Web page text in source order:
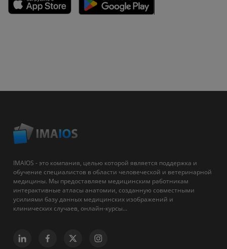
IMAIOS - это компания, целью которой является поддержка и
обучение специалистов в области человеческой и ветеринарной
медицины. Мы предоставляем медицинским работникам
интерактивные атласы анатомии, созданную совместными
усилиями базу данных медицинских изображений и
клинических случаев, онлайн-курсы...